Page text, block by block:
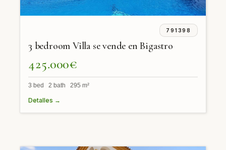
791398
3 bedroom Villa se vende en Bigastro
425.000€
3 bed 2 bath 295 m²
Detalles →